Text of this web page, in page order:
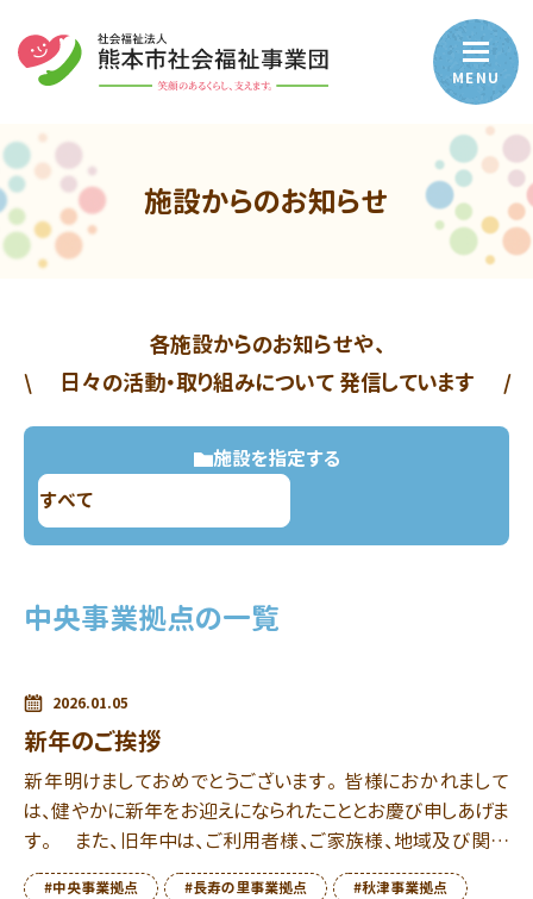
MENU
施設からのお知らせ
\
各施設からのお知らせや、
日々の活動・取り組みについて 発信しています /
施設を指定する
中央事業拠点の一覧
2026.01.05
新年のご挨拶
新年明けましておめでとうございます。 皆様におかれまして
は、健やかに新年をお迎えになられたこととお慶び申しあげま
す。 また、旧年中は、ご利用者様、ご家族様、地域及び関係
団体の皆様から格別のご厚情を賜り、心から感謝申し上 […]
#中央事業拠点 #長寿の里事業拠点
#秋津事業拠点